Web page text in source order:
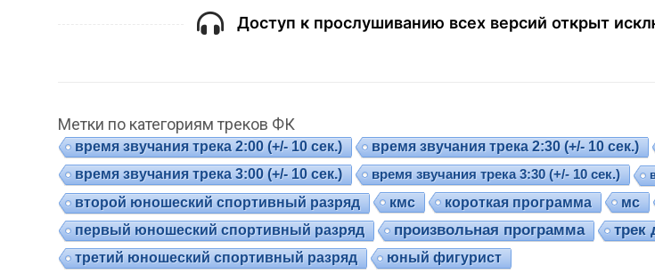
Доступ к прослушиванию всех версий открыт
Метки по категориям треков ФК
время звучания трека 2:00 (+/- 10 сек.) время звучания трека 2:30 (+/- 10 сек.)
время звучания трека 3:00 (+/- 10 сек.)
время звучания трека 3:30 (+/- 10 сек.)
второй юношеский спортивный разряд кмс короткая программа мс
первый юношеский спортивный разряд произвольная программа трек
третий юношеский спортивный разряд
юный фигурист